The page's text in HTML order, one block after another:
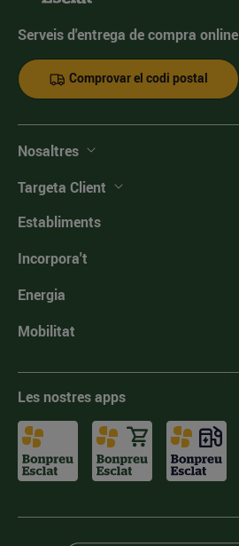
Serveis d'entrega de compra online
Comprovar el codi postal
Nosaltres
Targeta Client
Establiments
Incorpora't
Energia
Mobilitat
Les nostres apps